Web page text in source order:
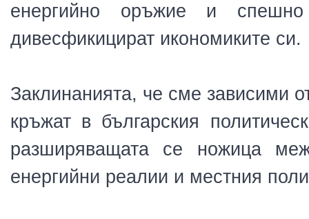
енергийно оръжие и
дивесфикицират икономиките си.
Заклинанията, че сме зависими
кръжат в българския
разширяващата се ножица
енергийни реалии и местния